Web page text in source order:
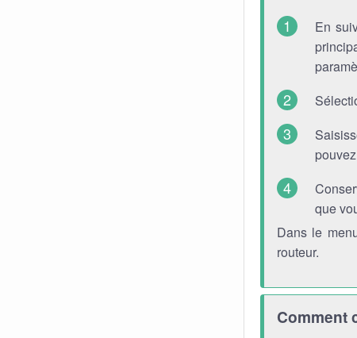
En
que
Dans le
routeur.
Comment